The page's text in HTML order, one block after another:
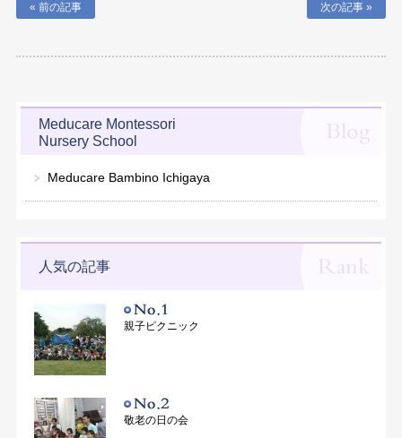
« 前の記事 次の記事 »
Meducare Montessori
Nursery School
Meducare Bambino Ichigaya
人気の記事
親子ピクニック
敬老の日の会